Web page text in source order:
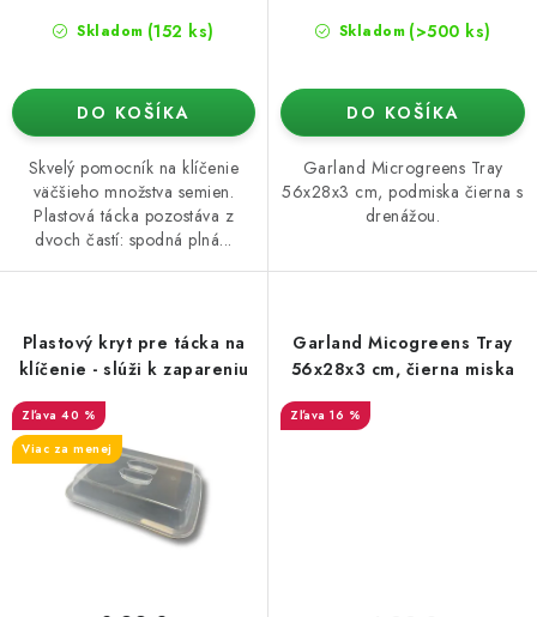
Skladom (152 ks)
DO KOŠÍKA
Skvelý pomocník na klíčenie
väčšieho množstva semien.
Plastová tácka pozostáva z
dvoch častí: spodná plná...
Skladom (>500 ks)
DO KOŠÍKA
Garland Microgreens Tray
56x28x3 cm, podmiska čierna s
drenážou.
Plastový kryt pre tácka na
klíčenie - slúži k zapareniu
40 %
Viac za menej
Garland Micogreens Tray
56x28x3 cm, čierna miska
16 %